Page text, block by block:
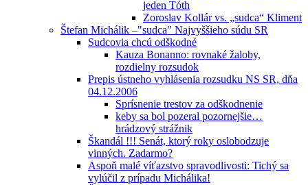
jeden Tóth
Zoroslav Kollár vs. „sudca“ Kliment
Štefan Michálik –"sudca" Najvyššieho súdu SR
Sudcovia chcú odškodné
Kauza Bonanno: rovnaké žaloby,
rozdielny rozsudok
Prepis ústneho vyhlásenia rozsudku NS SR, dňa
04.12.2006
Sprísnenie trestov za odškodnenie
keby sa bol pozeral pozornejšie…
hrádzový strážnik
Škandál !!! Senát, ktorý roky oslobodzuje
vinných. Zadarmo?
Aspoň malé víťazstvo spravodlivosti: Tichý sa
vylúčil z prípadu Michálika!